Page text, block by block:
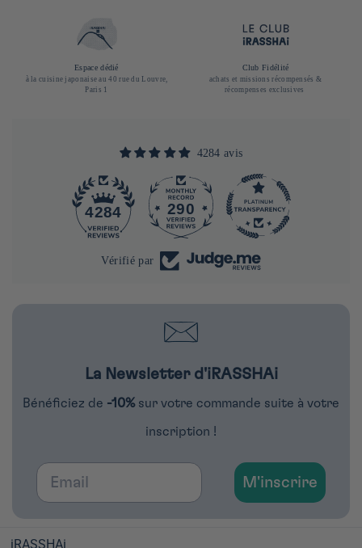
Espace dédié
à la cuisine japonaise au 40 rue du Louvre,
Paris 1
Club Fidélité
achats et missions récompensés &
récompenses exclusives
4284 avis
4284 290
Vérifié par
La Newsletter d'iRASSHAi
Bénéficiez de -10% sur votre commande suite à votre
inscription !
Email
M'inscrire
iRASSHAi